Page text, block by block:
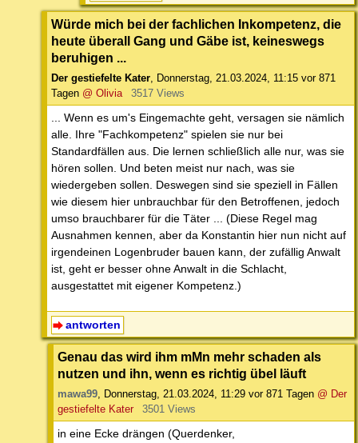
Würde mich bei der fachlichen Inkompetenz, die
heute überall Gang und Gäbe ist, keineswegs
beruhigen ...
Der gestiefelte Kater, Donnerstag, 21.03.2024, 11:15 vor 871
Tagen @ Olivia 3517 Views
... Wenn es um's Eingemachte geht, versagen sie nämlich
alle. Ihre "Fachkompetenz" spielen sie nur bei
Standardfällen aus. Die lernen schließlich alle nur, was sie
hören sollen. Und beten meist nur nach, was sie
wiedergeben sollen. Deswegen sind sie speziell in Fällen
wie diesem hier unbrauchbar für den Betroffenen, jedoch
umso brauchbarer für die Täter ... (Diese Regel mag
Ausnahmen kennen, aber da Konstantin hier nun nicht auf
irgendeinen Logenbruder bauen kann, der zufällig Anwalt
ist, geht er besser ohne Anwalt in die Schlacht,
ausgestattet mit eigener Kompetenz.)
antworten
Genau das wird ihm mMn mehr schaden als
nutzen und ihn, wenn es richtig übel läuft
mawa99, Donnerstag, 21.03.2024, 11:29 vor 871 Tagen @ Der
gestiefelte Kater
3501 Views
in eine Ecke drängen (Querdenker,